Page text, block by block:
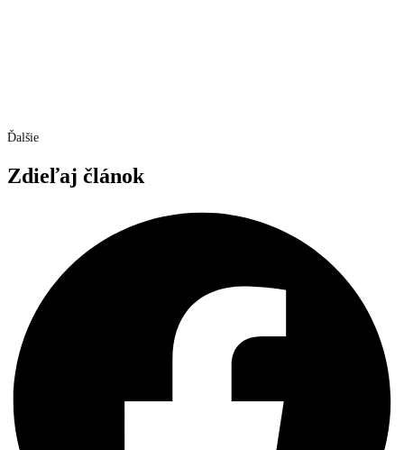
Ďalšie
Zdieľaj článok